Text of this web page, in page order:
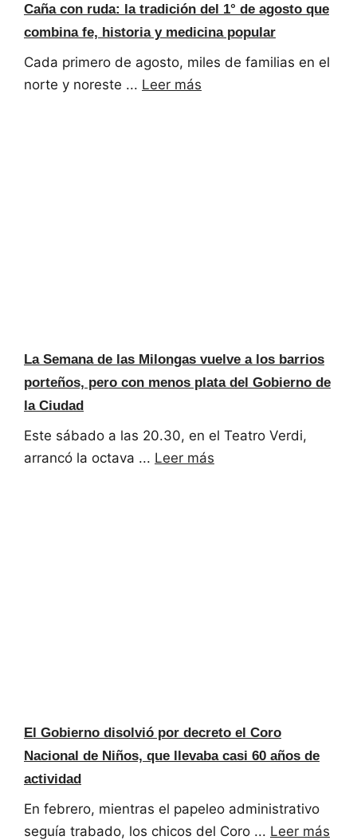
Caña con ruda: la tradición del 1° de agosto que
combina fe, historia y medicina popular
Cada primero de agosto, miles de familias en el
norte y noreste ... Leer más
La Semana de las Milongas vuelve a los barrios
porteños, pero con menos plata del Gobierno de
la Ciudad
Este sábado a las 20.30, en el Teatro Verdi,
arrancó la octava ... Leer más
El Gobierno disolvió por decreto el Coro
Nacional de Niños, que llevaba casi 60 años de
actividad
En febrero, mientras el papeleo administrativo
seguía trabado, los chicos del Coro ... Leer más